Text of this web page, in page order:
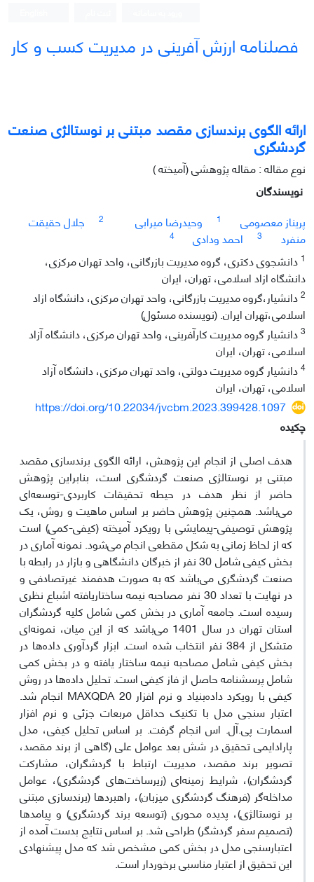
فصلنامه ارزش آفرینی در مدیریت کسب و کار
ارائه الگوی برندسازی مقصد مبتنی بر نوستالژی صنعت
گردشگری
نوع مقاله : مقاله پژوهشی (آمیخته )
نویسندگان
پریناز معصومی
1 وحیدرضا میرابی 2
جلال حقیقت
منفرد
3 احمد ودادی
4
1 دانشجوی دکتری، گروه مدیریت بازرگانی، واحد تهران مرکزی،
دانشگاه ازاد اسلامی، تهران، ایران
2دانشیار،گروه مدیریت بازرگانی، واحد تهران مرکزی، دانشگاه ازاد
اسلامی،تهران ایران. (نویسنده مسئول)
3دانشیار گروه مدیریت کارآفرینی، واحد تهران مرکزی، دانشگاه آزاد
اسلامی، تهران، ایران
4دانشیار گروه مدیریت دولتی، واحد تهران مرکزی، دانشگاه آزاد
اسلامی، تهران، ایران
https://doi.org/10.22034/jvcbm.2023.399428.1097
چکیده
هدف اصلی از انجام این پژوهش، ارائه الگوی برندسازی مقصد
مبتنی بر نوستالژی صنعت گردشگری است، بنابراین پژوهش
حاضر از نظر هدف در حیطه تحقیقات کاربردی-توسعه‌ای
می‌باشد. همچنین پژوهش حاضر بر اساس ماهیت و روش، یک
پژوهش توصیفی-پیمایشی با رویکرد آمیخته (کیفی-کمی) است
که از لحاظ زمانی به شکل مقطعی انجام می‌شود. نمونه آماری در
بخش کیفی شامل 30 نفر از خبرگان دانشگاهی و بازار در رابطه با
صنعت گردشگری می‌باشد که به صورت هدفمند غیرتصادفی و
در نهایت با تعداد 30 نفر مصاحبه نیمه ساختاریافته اشباع نظری
رسیده است. جامعه آماری در بخش کمی شامل کلیه گردشگران
استان تهران در سال 1401 می‌باشد که از این میان، نمونه‌ای
متشکل از 384 نفر انتخاب شده است. ابزار گردآوری داده‌ها در
بخش کیفی شامل مصاحبه نیمه ساختار یافته و در بخش کمی
شامل پرسشنامه حاصل از فاز کیفی است. تحلیل داده‌ها در روش
کیفی با رویکرد داده‌بنیاد و نرم افزار MAXQDA 20 انجام شد.
اعتبار سنجی مدل با تکنیک حداقل مربعات جزئی و نرم افزار
اسمارت پی.آل. اس انجام گرفت. بر اساس تحلیل کیفی، مدل
پارادایمی تحقیق در شش بعد عوامل علی (گاهی از برند مقصد،
تصویر برند مقصد، مدیریت ارتباط با گردشگران، مشارکت
گردشگران)، شرایط زمینه‌ای (زیرساخت‌های گردشگری)، عوامل
مداخله‌گر (فرهنگ گردشگری میزبان)، راهبردها (برندسازی مبتنی
بر نوستالژی)، پدیده محوری (توسعه برند گردشگری) و پیامدها
(تصمیم سفر گردشگر) طراحی شد. بر اساس نتایج بدست آمده از
اعتبارسنجی مدل در بخش کمی مشخص شد که مدل پیشنهادی
این تحقیق از اعتبار مناسبی برخوردار است.